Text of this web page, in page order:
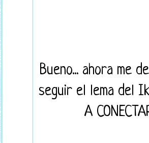
Bueno... ahora me
seguir el lema del
A